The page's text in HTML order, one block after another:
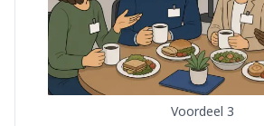
Voordeel 3